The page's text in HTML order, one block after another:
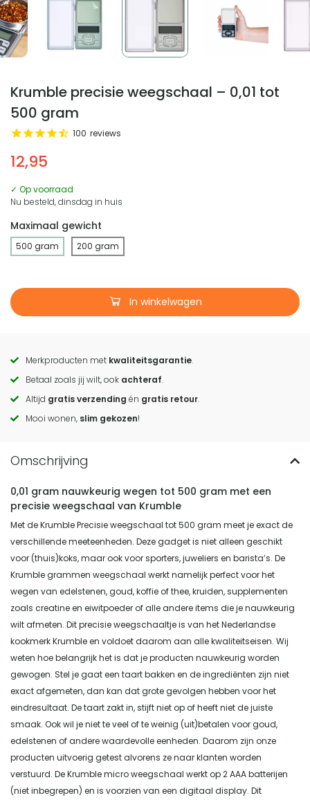
Krumble precisie weegschaal – 0,01 tot
500 gram
12,95
100 reviews
✓ Op voorraad
Nu besteld, dinsdag in huis
Maximaal gewicht
500 gram 200 gram
In winkelwagen
Call
to
actions
Merkproducten met kwaliteitsgarantie.
Betaal zoals jij wilt, ook achteraf.
Altijd gratis verzending én gratis retour.
Mooi wonen, slim gekozen!
0,01 gram nauwkeurig wegen tot 500 gram met een
precisie weegschaal van Krumble
Met de Krumble Precisie weegschaal tot 500 gram meet je exact de
verschillende meeteenheden. Deze gadget is niet alleen geschikt
voor (thuis)koks, maar ook voor sporters, juweliers en barista’s. De
Krumble grammen weegschaal werkt namelijk perfect voor het
wegen van edelstenen, goud, koffie of thee, kruiden, supplementen
zoals creatine en eiwitpoeder of alle andere items die je nauwkeurig
wilt afmeten. Dit precisie weegschaaltje is van het Nederlandse
kookmerk Krumble en voldoet daarom aan alle kwaliteitseisen. Wij
weten hoe belangrijk het is dat je producten nauwkeurig worden
gewogen. Stel je gaat een taart bakken en de ingrediënten zijn niet
exact afgemeten, dan kan dat grote gevolgen hebben voor het
eindresultaat. De taart zakt in, stijft niet op of heeft niet de juiste
smaak. Ook wil je niet te veel of te weinig (uit)betalen voor goud,
edelstenen of andere waardevolle eenheden. Daarom zijn onze
producten uitvoerig getest alvorens ze naar klanten worden
verstuurd. De Krumble micro weegschaal werkt op 2 AAA batterijen
(niet inbegrepen) en is voorzien van een digitaal display. Dit